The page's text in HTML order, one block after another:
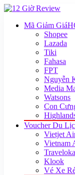
Mã Giảm Giá
Shopee
Lazada
Tiki
Fahasa
FPT
Nguyễn
Media
Watsons
Con
Voucher Du
Vietjet
Vietnam
Traveloka
Klook
Vé Xe